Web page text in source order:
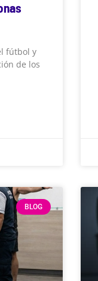
fútbol y
de los
BLOG